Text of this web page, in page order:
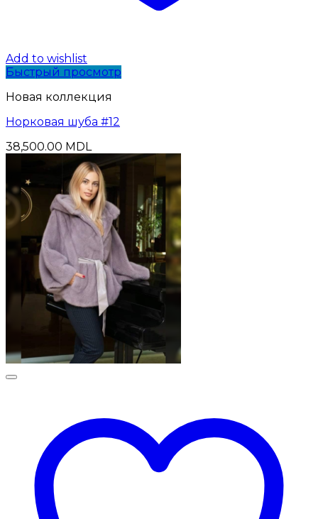
Add to wishlist
Быстрый просмотр
Новая коллекция
Норковая шуба #12
38,500.00 MDL